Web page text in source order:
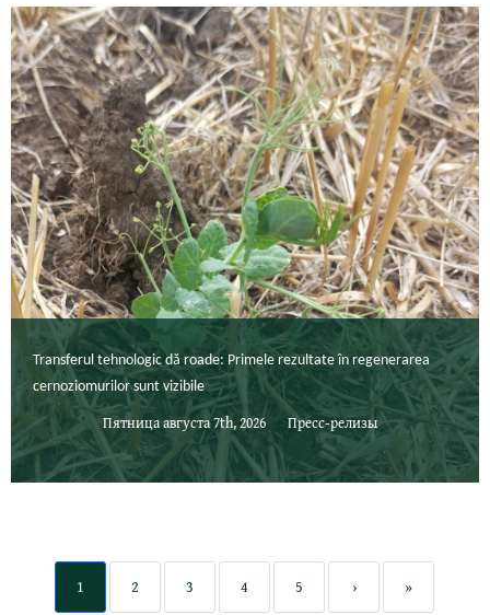
Transferul tehnologic dă roade: Primele rezultate în regenerarea
cernoziomurilor sunt vizibile
Пятница августа 7th, 2026 Пресс-релизы
1 2 3 4 5 › »